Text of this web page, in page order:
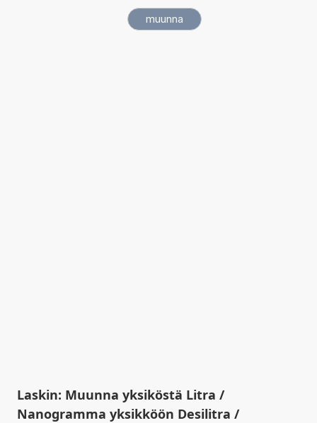
Laskin: Muunna yksiköstä Litra /
Nanogramma yksikköön Desilitra /